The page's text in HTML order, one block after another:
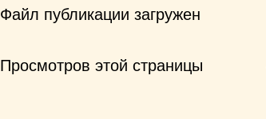
Файл публикации загружен
Просмотров этой страницы